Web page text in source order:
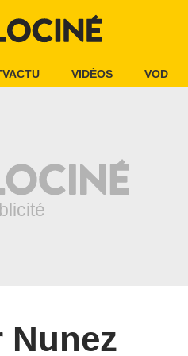
VIDÉOS VOD
Nunez